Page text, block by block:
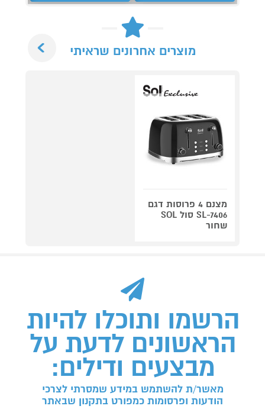
מוצרים אחרונים שראיתי
מצנם 4 פרוסות דגם
SL-7406 סול SOL
שחור
הרשמו ותוכלו להיות
הראשונים לדעת על
מבצעים ודילים:
מאשר/ת להשתמש במידע שמסרתי לצרכי
הודעות ופרסומות כמפורט בתקנון שבאתר